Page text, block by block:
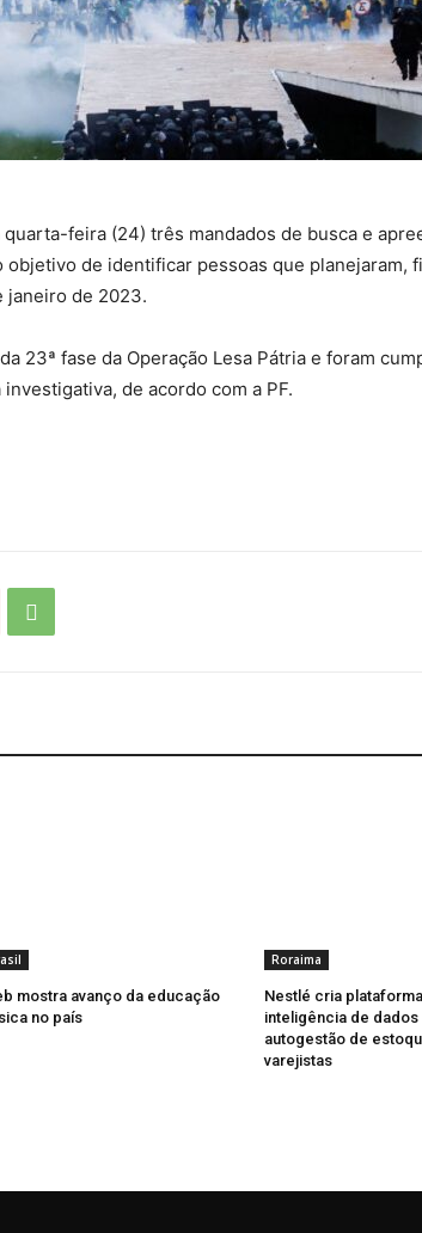
feira (24) três mandados de busca e
objetivo de identificar pessoas que planejaram,
janeiro de 2023.
23ª fase da Operação Lesa Pátria e foram
de acordo com a PF.
mostra avanço da educação
no país
Roraima
Nestlé cria
inteligência de dados
autogestão de
varejistas